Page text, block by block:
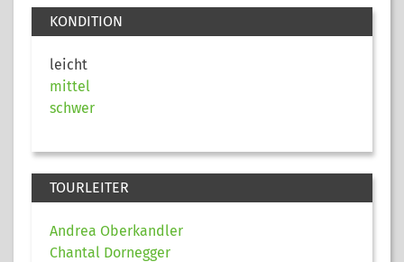
KONDITION
leicht
mittel
schwer
TOURLEITER
Andrea Oberkandler
Chantal Dornegger